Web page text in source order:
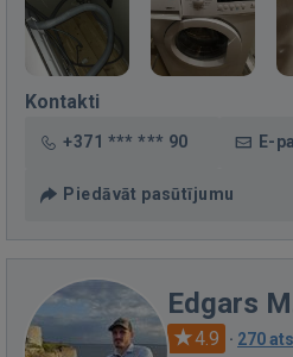
Kontakti
+371 *** *** 90 E-
Piedāvāt pasūtījumu
Edgars
4.9 · 270